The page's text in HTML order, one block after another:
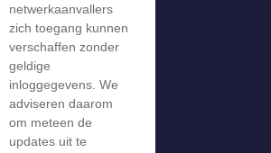
netwerkaanvallers
zich toegang kunnen
verschaffen zonder
geldige
inloggegevens. We
adviseren daarom
om meteen de
updates uit te